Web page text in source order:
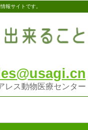
報サイトです。
レス動物医療センター